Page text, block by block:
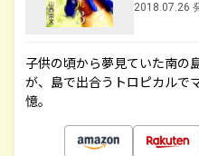
2018.07.26
子供の頃から夢見ていた南の
が、島で出合うトロピカルで
憶。